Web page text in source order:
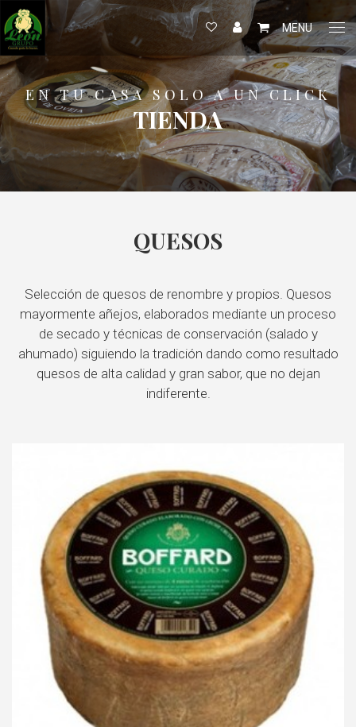
MENU
EN TU CASA SOLO A UN CLICK
TIENDA
QUESOS
Selección de quesos de renombre y propios. Quesos
mayormente añejos, elaborados mediante un proceso
de secado y técnicas de conservación (salado y
ahumado) siguiendo la tradición dando como resultado
quesos de alta calidad y gran sabor, que no dejan
indiferente.